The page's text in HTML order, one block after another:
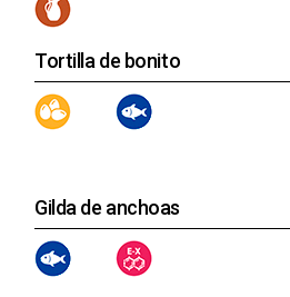
Tortilla de bonito
Gilda de anchoas